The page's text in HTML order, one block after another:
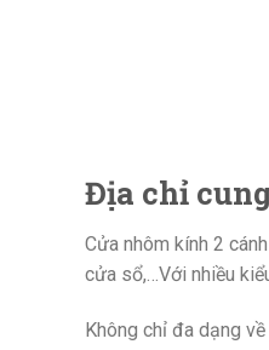
Địa chỉ
Cửa nhôm kính 2
cửa sổ,…Với nhiều
Không chỉ đa dạng